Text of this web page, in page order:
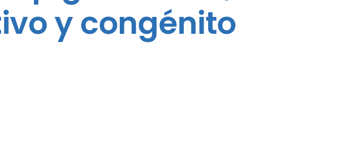
y congénito